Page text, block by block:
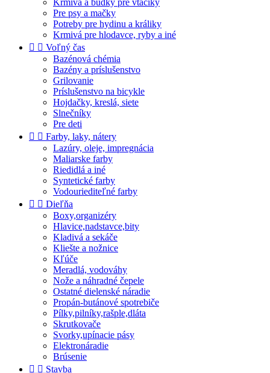
Krmivá a búdky pre vtáčiky
Pre psy a mačky
Potreby pre hydinu a králiky
Krmivá pre hlodavce, ryby a iné
  Voľný čas
Bazénová chémia
Bazény a príslušenstvo
Grilovanie
Príslušenstvo na bicykle
Hojdačky, kreslá, siete
Slnečníky
Pre deti
  Farby, laky, nátery
Lazúry, oleje, impregnácia
Maliarske farby
Riedidlá a iné
Syntetické farby
Vodouriediteľné farby
  Dieľňa
Boxy,organizéry
Hlavice,nadstavce,bity
Kladivá a sekáče
Kliešte a nožnice
Kľúče
Meradlá, vodováhy
Nože a náhradné čepele
Ostatné dielenské náradie
Propán-butánové spotrebiče
Pílky,pilníky,rašple,dláta
Skrutkovače
Svorky,upínacie pásy
Elektronáradie
Brúsenie
  Stavba